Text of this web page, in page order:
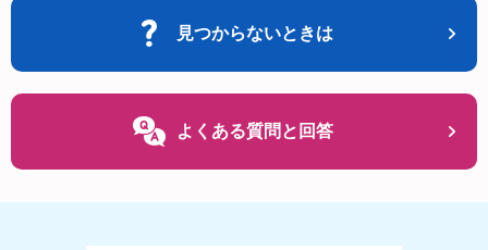
見つからないときは
よくある質問と回答